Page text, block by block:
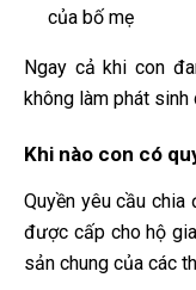
của bố mẹ
Ngay cả khi con
không làm phát sinh
Khi nào con có
Quyền yêu cầu
được cấp cho hộ
sản chung của các